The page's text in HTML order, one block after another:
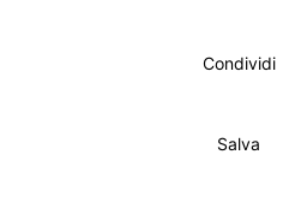
Condividi
Salva